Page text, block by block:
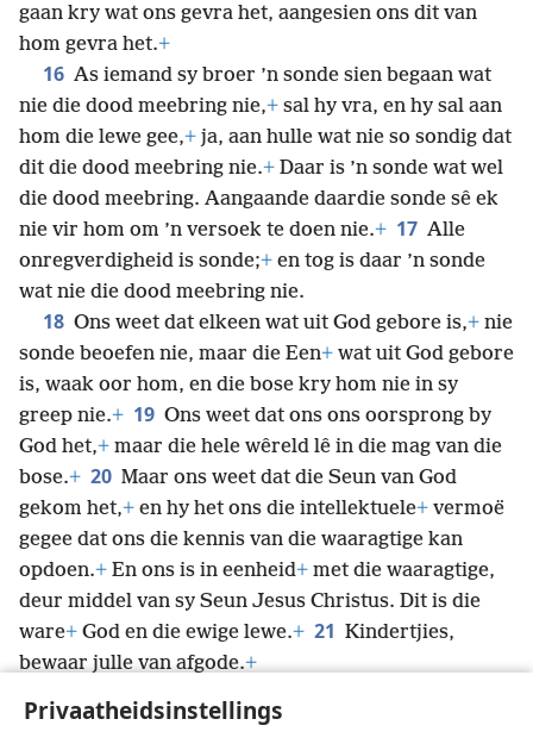
Privaatheidsinstellings
gaan kry wat ons gevra het, aangesien ons dit van
hom gevra het.+
16 As iemand sy broer ’n sonde sien begaan wat
nie die dood meebring nie,+ sal hy vra, en hy sal aan
hom die lewe gee,+ ja, aan hulle wat nie so sondig dat
dit die dood meebring nie.+ Daar is ’n sonde wat wel
die dood meebring. Aangaande daardie sonde sê ek
nie vir hom om ’n versoek te doen nie.+ 17 Alle
onregverdigheid is sonde;+ en tog is daar ’n sonde
wat nie die dood meebring nie.
18 Ons weet dat elkeen wat uit God gebore is,+ nie
sonde beoefen nie, maar die Een+ wat uit God gebore
is, waak oor hom, en die bose kry hom nie in sy
greep nie.+ 19 Ons weet dat ons ons oorsprong by
God het,+ maar die hele wêreld lê in die mag van die
bose.+ 20 Maar ons weet dat die Seun van God
gekom het,+ en hy het ons die intellektuele+ vermoë
gegee dat ons die kennis van die waaragtige kan
opdoen.+ En ons is in eenheid+ met die waaragtige,
deur middel van sy Seun Jesus Christus. Dit is die
ware+ God en die ewige lewe.+ 21 Kindertjies,
bewaar julle van afgode.+